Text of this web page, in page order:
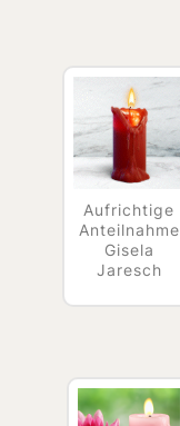
Aufrichtige
Anteilnahme
Gisela
Jaresch